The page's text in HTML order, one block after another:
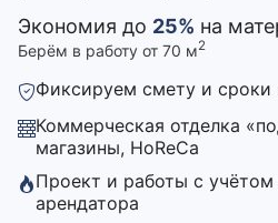
Экономия до 25% на
Берём в работу от 70 м2
Фиксируем смету и сроки
Коммерческая отделка
магазины, HoReCa
Проект и работы с
арендатора